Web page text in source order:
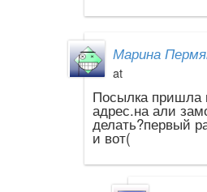
Марина
at
Посылка пришла
адрес.на али
делать?первый
и вот(